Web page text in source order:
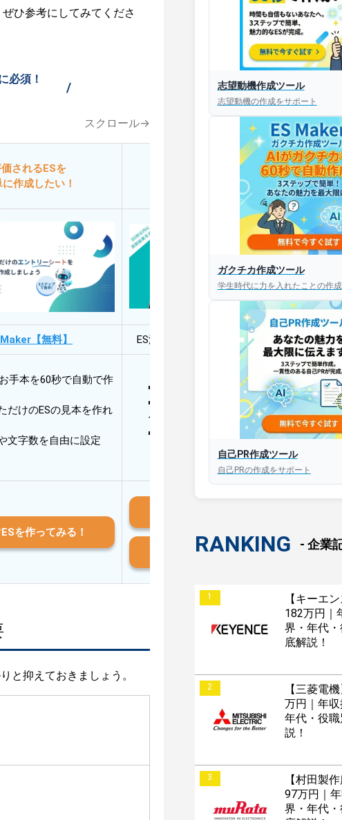
ひ参考にしてみてくださ
必須！
/
スクロール→
されるESを
作成したい！
今すぐESを
添削してほしい！
【無料】 ES添削・面接対策アプリ【無料】
手本を60秒で自動で作
だけのESの見本を作れ
文字数を自由に設定
30秒以内にあなたのESを添削
30秒以内にあなただけのESを
作成
AIと対話して面接練習ができ
を作ってみる！
Android版はこちら
と抑えておきましょう。
志望動機作成ツール
志望動機の作成をサポート
ガクチカ作成ツール
学生時代に力を入れたことの作成
自己PR作成ツール
自己PRの作成をサポート
RANKING - 企業
1
【キーエ
182万円｜
界・年代
底解説！
2
【三菱電
万円｜年収
年代・役
説！
3
【村田製
97万円｜
界・年代